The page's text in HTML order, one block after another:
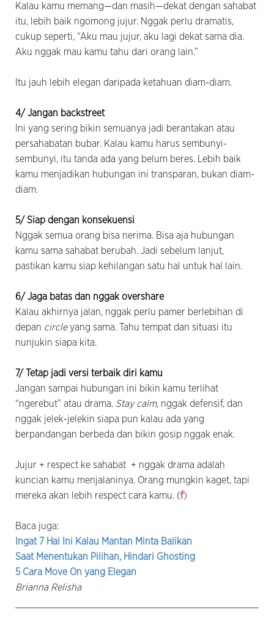
Kalau kamu memang—dan masih—dekat dengan sahabat
itu, lebih baik ngomong jujur. Nggak perlu dramatis,
cukup seperti, “Aku mau jujur, aku lagi dekat sama dia.
Aku nggak mau kamu tahu dari orang lain.”
Itu jauh lebih elegan daripada ketahuan diam-diam.
4/ Jangan backstreet
Ini yang sering bikin semuanya jadi berantakan atau
persahabatan bubar. Kalau kamu harus sembunyi-
sembunyi, itu tanda ada yang belum beres. Lebih baik
kamu menjadikan hubungan ini transparan, bukan diam-
diam.
5/ Siap dengan konsekuensi
Nggak semua orang bisa nerima. Bisa aja hubungan
kamu sama sahabat berubah. Jadi sebelum lanjut,
pastikan kamu siap kehilangan satu hal untuk hal lain.
6/ Jaga batas dan nggak overshare
Kalau akhirnya jalan, nggak perlu pamer berlebihan di
depan circleyang sama. Tahu tempat dan situasi itu
nunjukin siapa kita.
7/ Tetap jadi versi terbaik diri kamu
Jangan sampai hubungan ini bikin kamu terlihat
“ngerebut” atau drama. Stay calm, nggak defensif, dan
nggak jelek-jelekin siapa pun kalau ada yang
berpandangan berbeda dan bikin gosip nggak enak.
Jujur + respect ke sahabat + nggak drama adalah
kuncian kamu menjalaninya. Orang mungkin kaget, tapi
mereka akan lebih respect cara kamu. (f)
Baca juga:
Ingat 7 Hal Ini Kalau Mantan Minta Balikan
Saat Menentukan Pilihan, Hindari Ghosting
5 Cara Move On yang Elegan
Brianna Relisha